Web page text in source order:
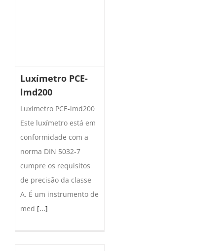
Luxímetro PCE-
lmd200
Luxímetro PCE-lmd200
Este luxímetro está em
conformidade com a
norma DIN 5032-7
cumpre os requisitos
de precisão da classe
A. É um instrumento de
med [...]